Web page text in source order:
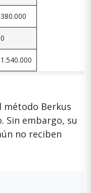
método Berkus
Sin embargo, su
no reciben